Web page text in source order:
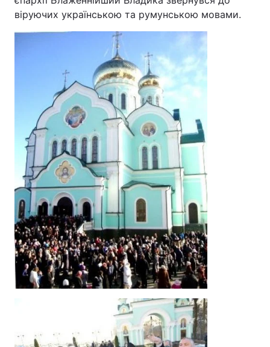
віруючих українською та румунською мовами.